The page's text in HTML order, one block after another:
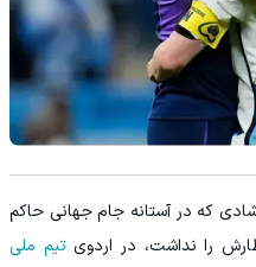
که در آستانه جام جهانی حاکم
را نداشت، در اردویتیم ملی